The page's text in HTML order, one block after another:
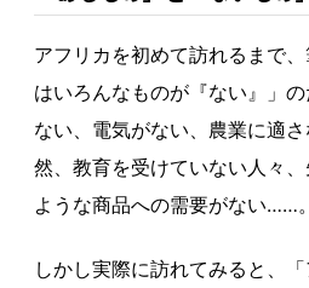
アフリカを初めて訪れるまで
はいろんなものが『ない』」
ない、電気がない、農業に適
然、教育を受けていない人々
ような商品への需要がない……。
しかし実際に訪れてみると、